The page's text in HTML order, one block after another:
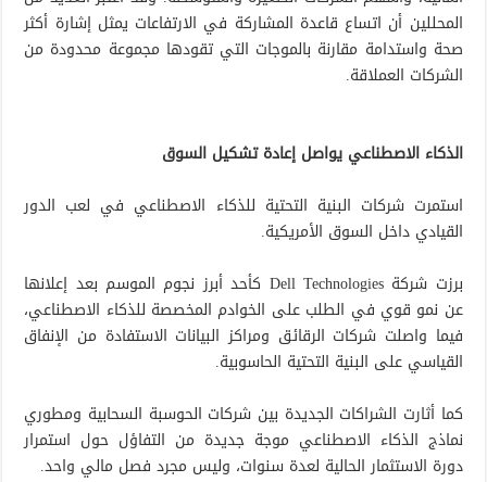
المحللين أن اتساع قاعدة المشاركة في الارتفاعات يمثل إشارة أكثر
صحة واستدامة مقارنة بالموجات التي تقودها مجموعة محدودة من
الشركات العملاقة.
الذكاء الاصطناعي يواصل إعادة تشكيل السوق
استمرت شركات البنية التحتية للذكاء الاصطناعي في لعب الدور
القيادي داخل السوق الأمريكية.
برزت شركة Dell Technologies كأحد أبرز نجوم الموسم بعد إعلانها
عن نمو قوي في الطلب على الخوادم المخصصة للذكاء الاصطناعي،
فيما واصلت شركات الرقائق ومراكز البيانات الاستفادة من الإنفاق
القياسي على البنية التحتية الحاسوبية.
كما أثارت الشراكات الجديدة بين شركات الحوسبة السحابية ومطوري
نماذج الذكاء الاصطناعي موجة جديدة من التفاؤل حول استمرار
دورة الاستثمار الحالية لعدة سنوات، وليس مجرد فصل مالي واحد.